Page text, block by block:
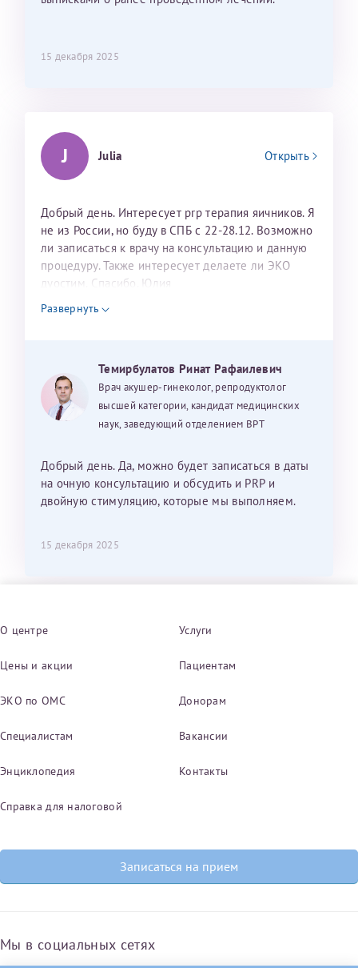
15 декабря 2025
J Julia Открыть
Добрый день. Интересует prp терапия яичников. Я
не из России, но буду в СПБ с 22-28.12. Возможно
ли записаться к врачу на консультацию и данную
процедуру. Также интересует делаете ли ЭКО
дуостим. Спасибо. Юлия
Развернуть
Темирбулатов Ринат Рафаилевич
Врач акушер-гинеколог, репродуктолог
высшей категории, кандидат медицинских
наук, заведующий отделением ВРТ
Добрый день. Да, можно будет записаться в даты
на очную консультацию и обсудить и PRP и
двойную стимуляцию, которые мы выполняем.
15 декабря 2025
О центре Услуги
Цены и акции Пациентам
ЭКО по ОМС Донорам
Специалистам Вакансии
Энциклопедия Контакты
Справка для налоговой
Записаться на прием
Мы в социальных сетях